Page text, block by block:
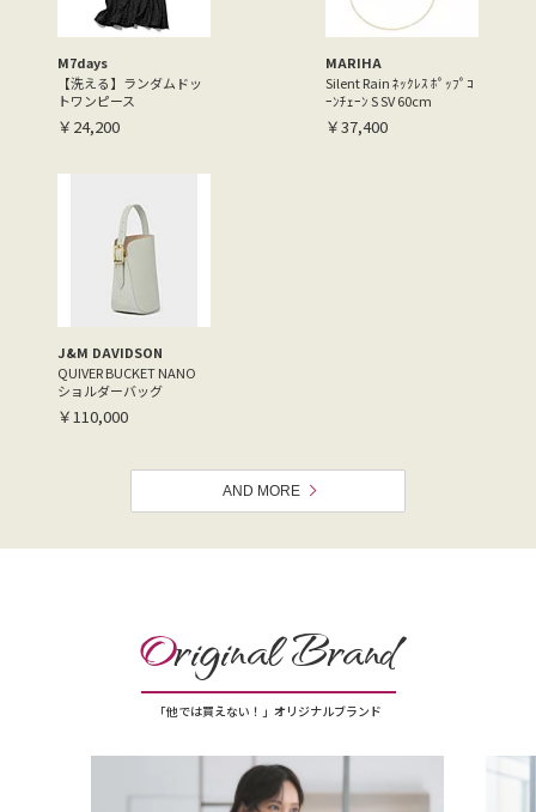
M7days
【洗える】ランダムドッ
トワンピース
￥24,200
MARIHA
Silent Rain ﾈｯｸﾚｽ ﾎﾟｯﾌﾟｺ
ｰﾝﾁｪｰﾝ S SV 60cm
￥37,400
J&M DAVIDSON
QUIVER BUCKET NANO
ショルダーバッグ
￥110,000
AND MORE
Original Brand
「他では買えない！」オリジナルブランド